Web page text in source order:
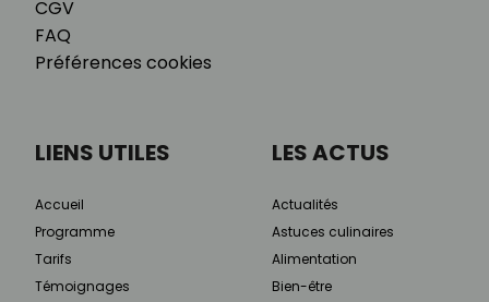
CGV
FAQ
Préférences cookies
LIENS UTILES
Accueil
Programme
Tarifs
Témoignages
LES ACTUS
Actualités
Astuces culinaires
Alimentation
Bien-être